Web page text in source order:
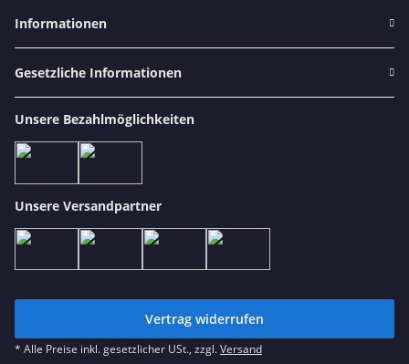
Informationen
Gesetzliche Informationen
Unsere Bezahlmöglichkeiten
Unsere Versandpartner
Vertrag widerrufen
* Alle Preise inkl. gesetzlicher USt., zzgl.Versand